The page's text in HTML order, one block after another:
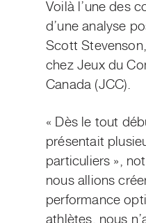
Voilà l’une des
d’une analyse
Scott
chez Jeux du
Canada (JCC).
« Dès le tout
présentait
particuliers »,
nous allions
performance
athlètes, nous